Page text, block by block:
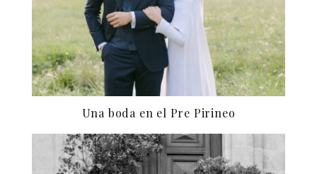
Una boda en el Pre Pirineo